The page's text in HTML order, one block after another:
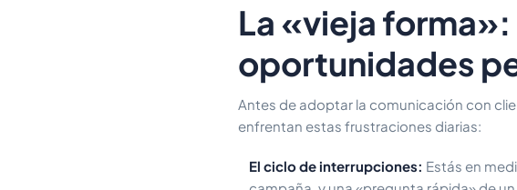
La «vieja
oportunidades
Antes de adoptar la comunicación con
enfrentan estas frustraciones diarias:
El ciclo de interrupciones: Estás en